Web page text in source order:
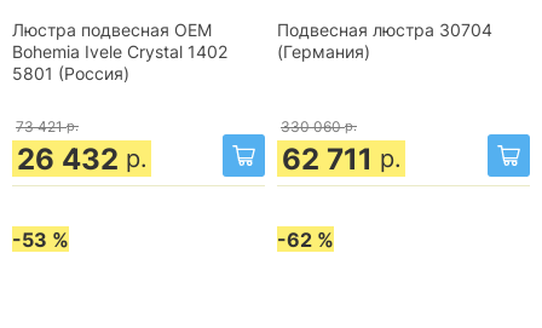
Люстра подвесная OEM
Bohemia Ivele Crystal 1402
5801 (Россия)
73 421 р.
26 432 р.
Подвесная люстра 30704
(Германия)
330 060 р.
62 711 р.
-53 % -62 %